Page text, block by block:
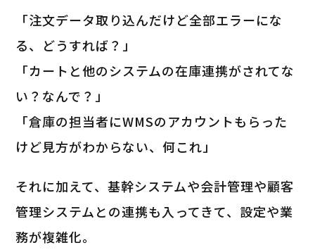
「注文データ取り込んだけど全部エラーにな
る、どうすれば？」
「カートと他のシステムの在庫連携がされてな
い？なんで？」
「倉庫の担当者にWMSのアカウントもらった
けど見方がわからない、何これ」
それに加えて、基幹システムや会計管理や顧客
管理システムとの連携も入ってきて、設定や業
務が複雑化。